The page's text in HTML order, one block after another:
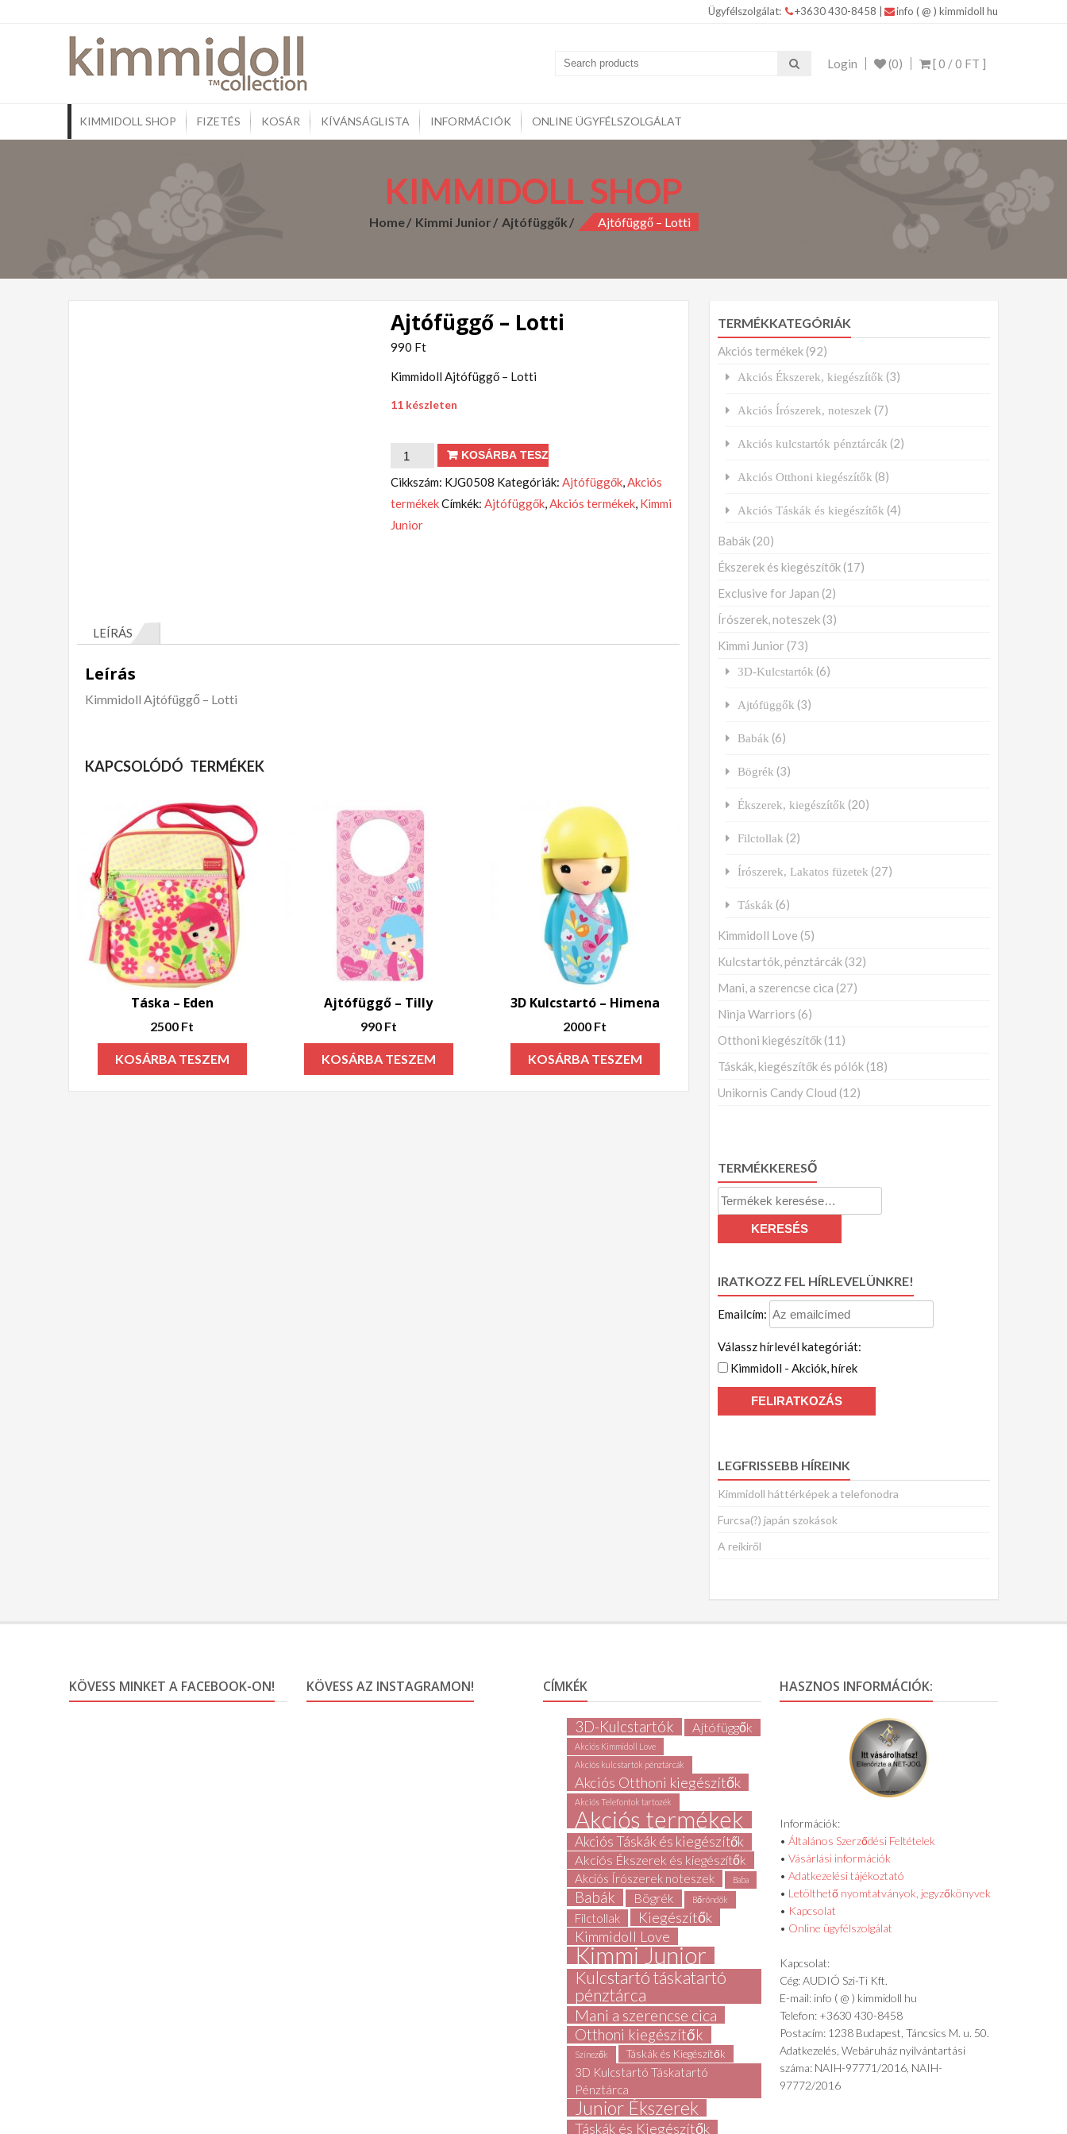
Ügyfélszolgálat: +3630 430-8458 info ( @ ) kimmidoll hu
Pénztárcák, Kulcstartók, Otthoni kiegészítők,
[ 0 /0 FT ]
(0)
Login
KIMMIDOLL SHOP FIZETÉS KOSÁR KÍVÁNSÁGLISTA INFORMÁCIÓK ONLINE ÜGYFÉLSZOLGÁLAT
KIMMIDOLL SHOP
Home Kimmi Junior Ajtófüggők Ajtófüggő – Lotti
Ajtófüggő – Lotti
990 Ft
Kimmidoll Ajtófüggő – Lotti
11 készleten
Ajtófüggő
-
Lotti
mennyiség
KOSÁRBA TESZEM
Cikkszám: KJG0508 Kategóriák:Ajtófüggők,Akciós
termékekCímkék:Ajtófüggők,Akciós termékek, Kimmi
Junior
LEÍRÁS
Leírás
Kimmidoll Ajtófüggő – Lotti
KAPCSOLÓDÓ TERMÉKEK
Táska – Eden
2500 Ft
KOSÁRBA TESZEM
Ajtófüggő – Tilly
990 Ft
KOSÁRBA TESZEM
3D Kulcstartó – Himena
2000 Ft
KOSÁRBA TESZEM
TERMÉKKATEGÓRIÁK
Akciós termékek (92)
Akciós Ékszerek, kiegészítők (3)
Akciós Írószerek, noteszek (7)
Akciós kulcstartók pénztárcák (2)
Akciós Otthoni kiegészítők (8)
Akciós Táskák és kiegészítők (4)
Babák (20)
Ékszerek és kiegészítők (17)
Exclusive for Japan (2)
Írószerek, noteszek (3)
Kimmi Junior (73)
3D-Kulcstartók (6)
Ajtófüggők (3)
Babák (6)
Bögrék (3)
Ékszerek, kiegészítők (20)
Filctollak (2)
Írószerek, Lakatos füzetek (27)
Táskák (6)
Kimmidoll Love (5)
Kulcstartók, pénztárcák (32)
Mani, a szerencse cica (27)
Ninja Warriors (6)
Otthoni kiegészítők (11)
Táskák, kiegészítők és pólók (18)
Unikornis Candy Cloud (12)
TERMÉKKERESŐ
Keresés
a
következőre:
KERESÉS
IRATKOZZ FEL HÍRLEVELÜNKRE!
Emailcím:
Válassz hírlevél kategóriát:
Kimmidoll - Akciók, hírek
LEGFRISSEBB HÍREINK
Kimmidoll háttérképek a telefonodra
Furcsa(?) japán szokások
A reikiről
KÖVESS MINKET A FACEBOOK-ON! KÖVESS AZ INSTAGRAMON! CÍMKÉK
3D-Kulcstartók Ajtófüggők
Akciós Kimmidoll Love
Akciós kulcstartók pénztárcák
Akciós Otthoni kiegészítők
Akciós Telefontok tartozék
Akciós termékek
Akciós Táskák és kiegészítők
Akciós Ékszerek és kiegészítők
Akciós Írószerek noteszek Baba
Babák Bögrék Bőröndök
Filctollak
Kiegészítők
Kimmidoll Love
Kimmi Junior
Kulcstartó táskatartó
pénztárca
Mani a szerencse cica
Otthoni kiegészítők
Színezők Táskák és Kiegészítők
3D Kulcstartó Táskatartó
Pénztárca
Junior Ékszerek
Táskák és Kiegészítők
HASZNOS INFORMÁCIÓK:
Információk:
•Általános Szerződési Feltételek
•Vásárlási információk
•Adatkezelési tájékoztató
• Letölthető nyomtatványok, jegyzőkönyvek
• Kapcsolat
• Online ügyfélszolgálat
Kapcsolat:
Cég: AUDIÓ Szi-Ti Kft.
E-mail: info ( @ ) kimmidoll hu
Telefon: +3630 430-8458
Postacím: 1238 Budapest, Táncsics M. u. 50.
Adatkezelés, Webáruház nyilvántartási
száma: NAIH-97771/2016, NAIH-
97772/2016